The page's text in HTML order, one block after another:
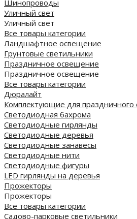
Шинопроводы
Уличный свет
Уличный свет
Все товары категории
Ландшафтное освещение
Грунтовые светильники
Праздничное освещение
Праздничное освещение
Все товары категории
Дюралайт
Комплектующие для
Светодиодная бахрома
Светодиодные гирлянды
Светодиодные деревья
Светодиодные занавесы
Светодиодные нити
Светодиодные фигуры
LED гирлянды на деревья
Прожекторы
Прожекторы
Все товары категории
Садово-парковые светильники